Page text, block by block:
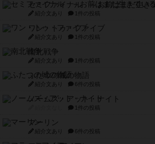
セミファイナル ～お前はまだ生き
紹介文あり 1件の投稿
ワン・トゥ・ファイブ
紹介文あり 1件の投稿
南北戦争
紹介文あり 1件の投稿
ふたつの城の物語
紹介文あり 6件の投稿
ノームズ・アット・ナイト
1件の投稿
マーリン
紹介文あり 6件の投稿